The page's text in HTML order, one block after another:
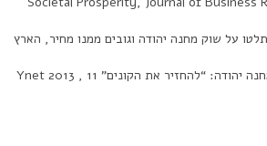
על שוק מחנה יהודה וגובים ממנו מחיר, הארץ
דביר י’, בוחרים ועד במחנה יהודה: “להחזיר את הקונים” Ynet 2013 , 11